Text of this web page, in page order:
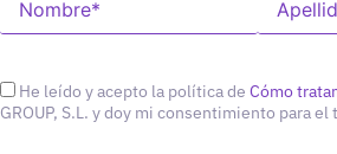
He leído y acepto la política de Cómo
GROUP, S.L. y doy mi consentimiento para